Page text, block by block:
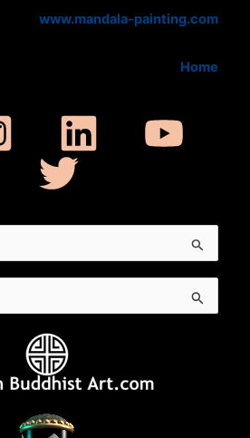
www.mandala-painting.com
Home